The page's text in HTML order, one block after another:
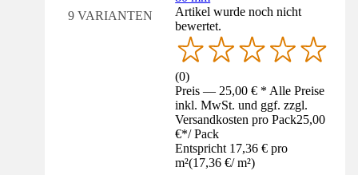
9 VARIANTEN
Artikel wurde noch nicht
bewertet.
(0)
Preis — 25,00 € * Alle Preise
inkl. MwSt. und ggf. zzgl.
Versandkosten pro Pack25,00
€*/ Pack
Entspricht 17,36 € pro
m²(17,36 €/ m²)